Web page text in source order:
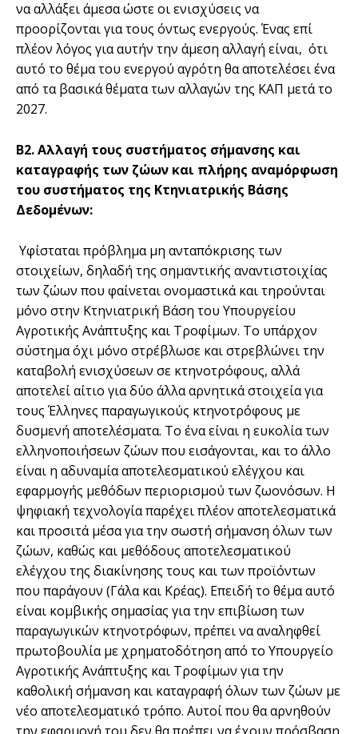
να αλλάξει άμεσα ώστε οι ενισχύσεις να
προορίζονται για τους όντως ενεργούς. Ένας επί
πλέον λόγος για αυτήν την άμεση αλλαγή είναι, ότι
αυτό το θέμα του ενεργού αγρότη θα αποτελέσει ένα
από τα βασικά θέματα των αλλαγών της ΚΑΠ μετά το
2027.
Β2. Αλλαγή τους συστήματος σήμανσης και
καταγραφής των ζώων και πλήρης αναμόρφωση
του συστήματος της Κτηνιατρικής Βάσης
Δεδομένων:
Υφίσταται πρόβλημα μη ανταπόκρισης των
στοιχείων, δηλαδή της σημαντικής αναντιστοιχίας
των ζώων που φαίνεται ονομαστικά και τηρούνται
μόνο στην Κτηνιατρική Βάση του Υπουργείου
Αγροτικής Ανάπτυξης και Τροφίμων. Το υπάρχον
σύστημα όχι μόνο στρέβλωσε και στρεβλώνει την
καταβολή ενισχύσεων σε κτηνοτρόφους, αλλά
αποτελεί αίτιο για δύο άλλα αρνητικά στοιχεία για
τους Έλληνες παραγωγικούς κτηνοτρόφους με
δυσμενή αποτελέσματα. Το ένα είναι η ευκολία των
ελληνοποιήσεων ζώων που εισάγονται, και το άλλο
είναι η αδυναμία αποτελεσματικού ελέγχου και
εφαρμογής μεθόδων περιορισμού των ζωονόσων. Η
ψηφιακή τεχνολογία παρέχει πλέον αποτελεσματικά
και προσιτά μέσα για την σωστή σήμανση όλων των
ζώων, καθώς και μεθόδους αποτελεσματικού
ελέγχου της διακίνησης τους και των προϊόντων
που παράγουν (Γάλα και Κρέας). Επειδή το θέμα αυτό
είναι κομβικής σημασίας για την επιβίωση των
παραγωγικών κτηνοτρόφων, πρέπει να αναληφθεί
πρωτοβουλία με χρηματοδότηση από το Υπουργείο
Αγροτικής Ανάπτυξης και Τροφίμων για την
καθολική σήμανση και καταγραφή όλων των ζώων με
νέο αποτελεσματικό τρόπο. Αυτοί που θα αρνηθούν